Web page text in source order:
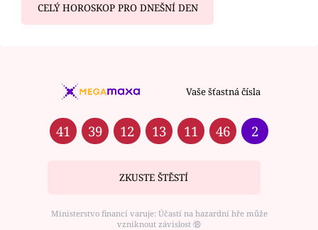
CELÝ HOROSKOP PRO DNEŠNÍ DEN
Vaše šťastná čísla
41 39 12 13 11 46 2
ZKUSTE ŠTĚSTÍ
Ministerstvo financí varuje: Účastí na hazardní hře může
vzniknout závislost ⑱